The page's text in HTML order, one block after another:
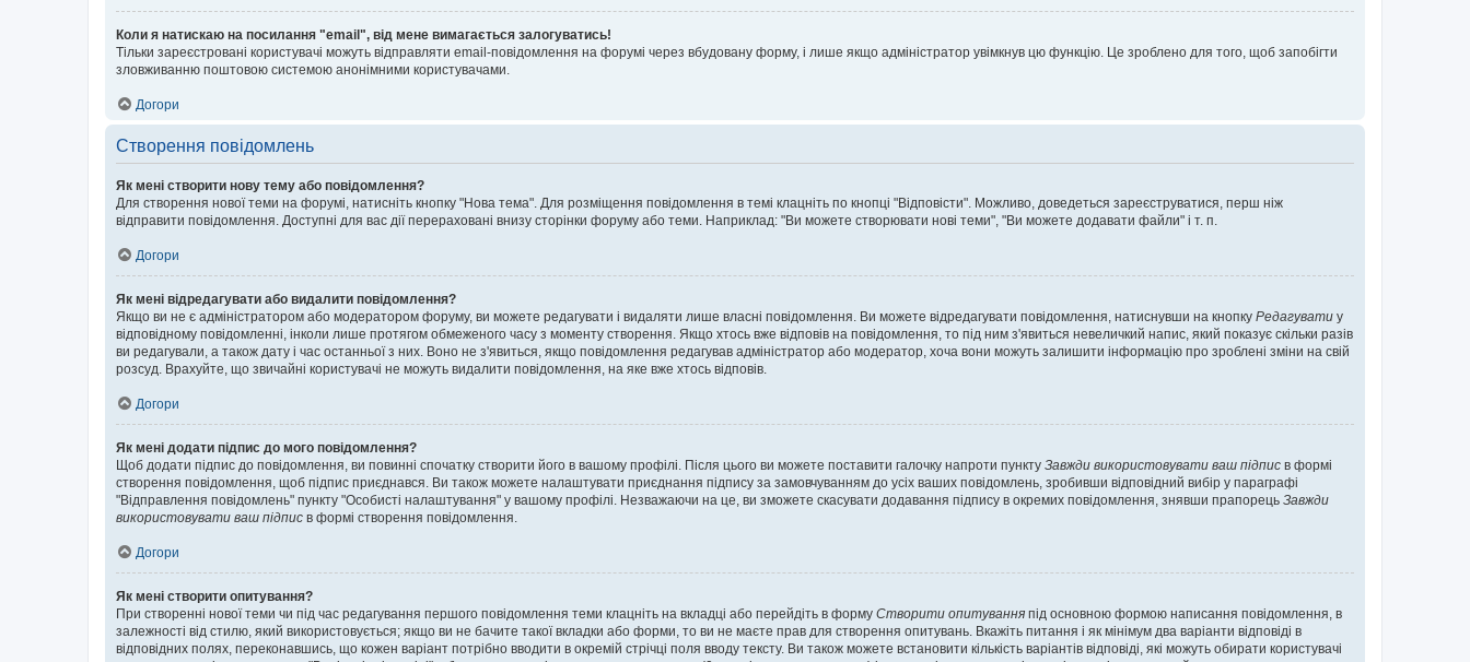
Коли я натискаю на посилання "email", від мене вимагається залогуватись!
Тільки зареєстровані користувачі можуть відправляти email-повідомлення на форумі через вбудовану форму, і лише якщо адміністратор увімкнув цю функцію. Це зроблено для того, щоб запобігти
зловживанню поштовою системою анонімними користувачами.
Догори
Створення повідомлень
Як мені створити нову тему або повідомлення?
Для створення нової теми на форумі, натисніть кнопку "Нова тема". Для розміщення повідомлення в темі клацніть по кнопці "Відповісти". Можливо, доведеться зареєструватися, перш ніж
відправити повідомлення. Доступні для вас дії перераховані внизу сторінки форуму або теми. Наприклад: "Ви можете створювати нові теми", "Ви можете додавати файли" і т. п.
Догори
Як мені відредагувати або видалити повідомлення?
Якщо ви не є адміністратором або модератором форуму, ви можете редагувати і видаляти лише власні повідомлення. Ви можете відредагувати повідомлення, натиснувши на кнопку Редагувати у
відповідному повідомленні, інколи лише протягом обмеженого часу з моменту створення. Якщо хтось вже відповів на повідомлення, то під ним з'явиться невеличкий напис, який показує скільки разів
ви редагували, а також дату і час останньої з них. Воно не з'явиться, якщо повідомлення редагував адміністратор або модератор, хоча вони можуть залишити інформацію про зроблені зміни на свій
розсуд. Врахуйте, що звичайні користувачі не можуть видалити повідомлення, на яке вже хтось відповів.
Догори
Як мені додати підпис до мого повідомлення?
Щоб додати підпис до повідомлення, ви повинні спочатку створити його в вашому профілі. Після цього ви можете поставити галочку напроти пункту Завжди використовувати ваш підпис в формі
створення повідомлення, щоб підпис приєднався. Ви також можете налаштувати приєднання підпису за замовчуванням до усіх ваших повідомлень, зробивши відповідний вибір у параграфі
"Відправлення повідомлень" пункту "Особисті налаштування" у вашому профілі. Незважаючи на це, ви зможете скасувати додавання підпису в окремих повідомлення, знявши прапорець Завжди
використовувати ваш підпис в формі створення повідомлення.
Догори
Як мені створити опитування?
При створенні нової теми чи під час редагування першого повідомлення теми клацніть на вкладці або перейдіть в форму Створити опитування під основною формою написання повідомлення, в
залежності від стилю, який використовується; якщо ви не бачите такої вкладки або форми, то ви не маєте прав для створення опитувань. Вкажіть питання і як мінімум два варіанти відповіді в
відповідних полях, переконавшись, що кожен варіант потрібно вводити в окремій стрічці поля вводу тексту. Ви також можете встановити кількість варіантів відповіді, які можуть обирати користувачі